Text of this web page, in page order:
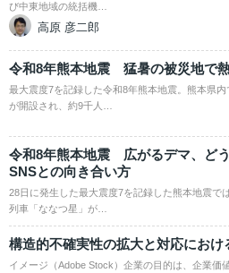
び中東地域の統括機…
高原 彦二郎
令和8年熊本地震 猛暑の被災地で
最大震度7を記録した令和8年熊本地震。熊本県
が開設され、約9千人…
令和8年熊本地震 広がるデマ、ど
SNSとの向き合い方
28日に発生した最大震度7を記録した熊本地震で
列車「ななつ星」が…
構造的不確実性の拡大と対応におけ
イメージ（Adobe Stock）企業の目的は、企業価